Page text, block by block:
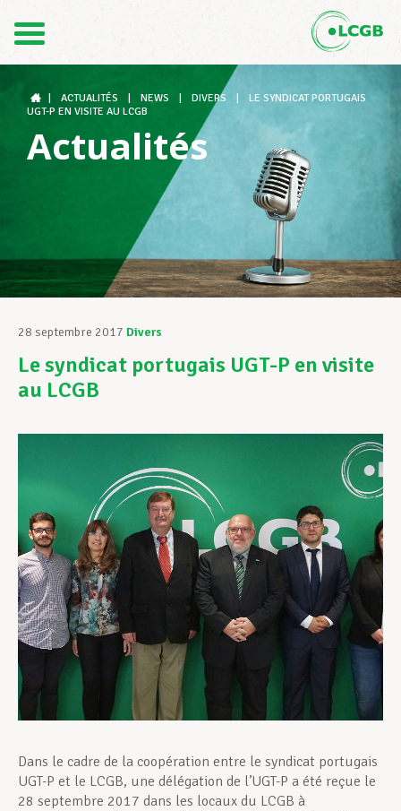
DE
Le LCGB
Structures syndicales
Assistance au Travail
Vos droits
Assistance en vie privée
Développement professionnel
Devenir Membre
Actualités
ACTUALITÉS NEWS DIVERS
LE SYNDICAT PORTUGAIS
UGT-P EN VISITE AU LCGB
Actualités
28 septembre 2017 Divers
Le syndicat portugais UGT-P en visite
au LCGB
Dans le cadre de la coopération entre le syndicat portugais
UGT-P et le LCGB, une délégation de l’UGT-P a été reçue le
28 septembre 2017 dans les locaux du LCGB à